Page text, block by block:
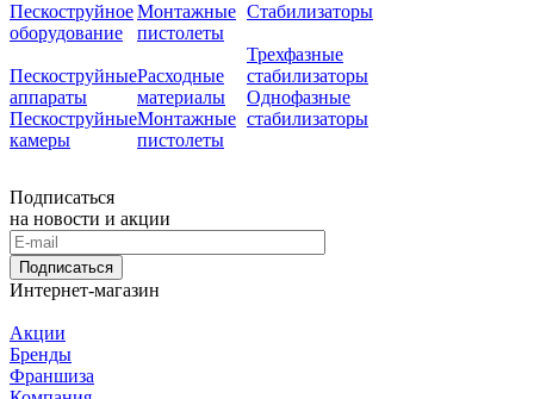
Пескоструйное
оборудование
Пескоструйные
аппараты
Пескоструйные
камеры
Монтажные
пистолеты
Расходные
материалы
Монтажные
пистолеты
Стабилизаторы
Трехфазные
стабилизаторы
Однофазные
стабилизаторы
Подписаться
на новости и акции
Подписаться
Интернет-магазин
Акции
Бренды
Франшиза